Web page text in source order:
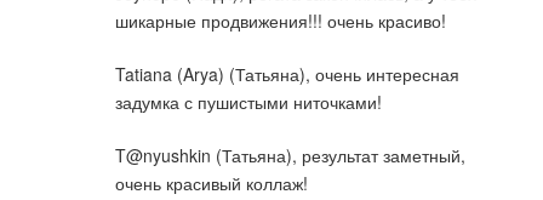
шикарные продвижения!!! очень красиво!
Tatiana (Arya) (Татьяна), очень интересная
задумка с пушистыми ниточками!
T@nyushkin (Татьяна), результат заметный,
очень красивый коллаж!